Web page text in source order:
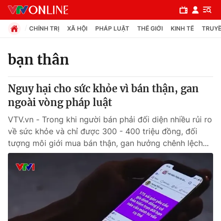
Chuyên mục
Chính trị
Xã hội
Pháp luật
Thế giới
CHÍNH TRỊ XÃ HỘI PHÁP LUẬT THẾ GIỚI KINH TẾ
bạn thân
Nguy hại cho sức khỏe vì bán thận, gan
ngoài vòng pháp luật
VTV.vn - Trong khi người bán phải đối diện nhiều rủi ro
về sức khỏe và chỉ được 300 - 400 triệu đồng, đối
tượng môi giới mua bán thận, gan hưởng chênh lệch...